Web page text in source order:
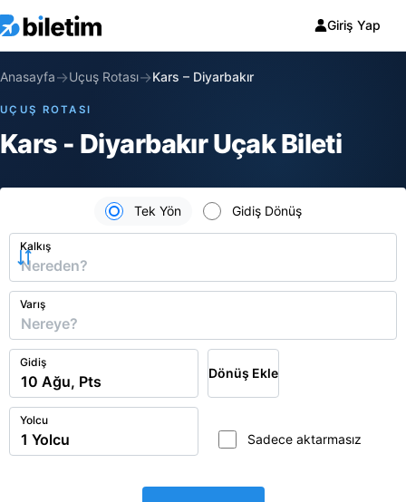
Giriş Yap
Anasayfa→Uçuş Rotası→Kars – Diyarbakır
UÇUŞ ROTASI
Kars - Diyarbakır Uçak Bileti
Tek Yön Gidiş Dönüş
Kalkış
Varış
Gidiş
Dönüş Ekle
Yolcu
Sadece aktarmasız